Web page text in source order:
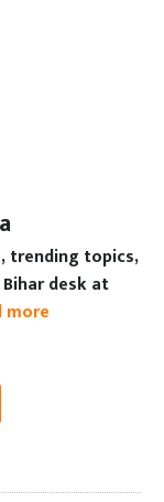
trending topics,
desk at
more